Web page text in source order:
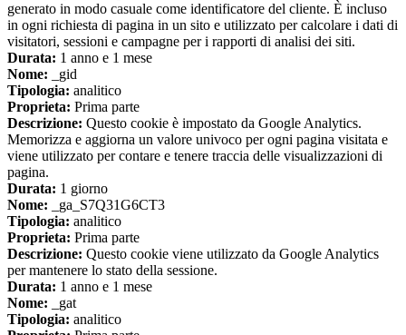
generato in modo casuale come identificatore del cliente. È incluso
in ogni richiesta di pagina in un sito e utilizzato per calcolare i dati di
visitatori, sessioni e campagne per i rapporti di analisi dei siti.
Durata: 1 anno e 1 mese
Nome: _gid
Tipologia: analitico
Proprieta: Prima parte
Descrizione: Questo cookie è impostato da Google Analytics.
Memorizza e aggiorna un valore univoco per ogni pagina visitata e
viene utilizzato per contare e tenere traccia delle visualizzazioni di
pagina.
Durata: 1 giorno
Nome: _ga_S7Q31G6CT3
Tipologia: analitico
Proprieta: Prima parte
Descrizione: Questo cookie viene utilizzato da Google Analytics
per mantenere lo stato della sessione.
Durata: 1 anno e 1 mese
Nome: _gat
Tipologia: analitico